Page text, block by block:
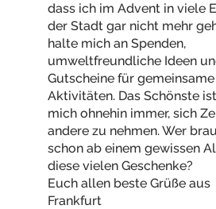
dass ich im Advent in viele
der Stadt gar nicht mehr
halte mich an Spenden,
umweltfreundliche Ideen
Gutscheine für gemeinsame
Aktivitäten. Das Schönste
mich ohnehin immer, sich
andere zu nehmen. Wer
schon ab einem gewissen
diese vielen Geschenke?
Euch allen beste Grüße aus
Frankfurt